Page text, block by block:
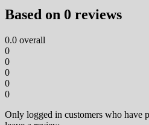
Based on 0 reviews
0.0 overall
0
0
0
0
0
Only logged in customers who have